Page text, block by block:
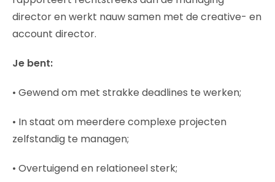
director en werkt nauw samen met de creative- en
account director.
Je bent:
• Gewend om met strakke deadlines te werken;
• In staat om meerdere complexe projecten
zelfstandig te managen;
• Overtuigend en relationeel sterk;